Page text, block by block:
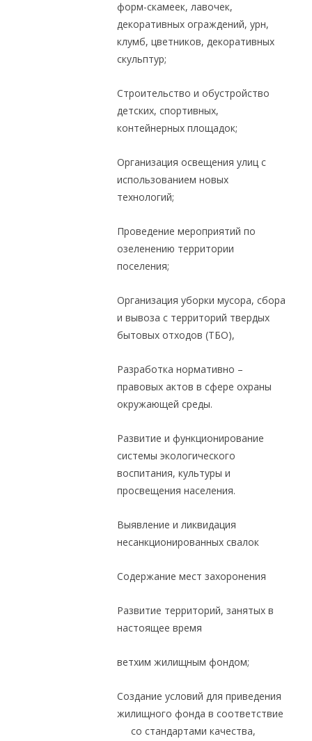
форм-скамеек, лавочек,
декоративных ограждений, урн,
клумб, цветников, декоративных
скульптур;
Строительство и обустройство
детских, спортивных,
контейнерных площадок;
Организация освещения улиц с
использованием новых
технологий;
Проведение мероприятий по
озеленению территории
поселения;
Организация уборки мусора, сбора
и вывоза с территорий твердых
бытовых отходов (ТБО),
Разработка нормативно –
правовых актов в сфере охраны
окружающей среды.
Развитие и функционирование
системы экологического
воспитания, культуры и
просвещения населения.
Выявление и ликвидация
несанкционированных свалок
Содержание мест захоронения
Развитие территорий, занятых в
настоящее время
ветхим жилищным фондом;
Создание условий для приведения
жилищного фонда в соответствие
со стандартами качества,